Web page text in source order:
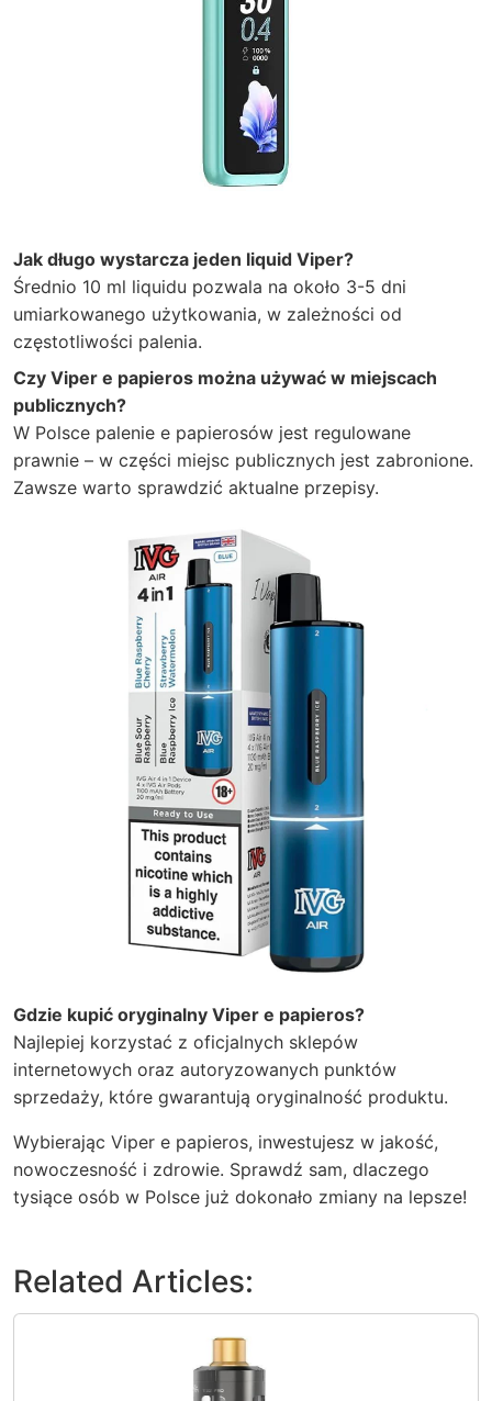
Jak długo wystarcza jeden liquid Viper?
Średnio 10 ml liquidu pozwala na około 3-5 dni
umiarkowanego użytkowania, w zależności od
częstotliwości palenia.
Czy Viper e papieros można używać w miejscach
publicznych?
W Polsce palenie e papierosów jest regulowane
prawnie – w części miejsc publicznych jest zabronione.
Zawsze warto sprawdzić aktualne przepisy.
Gdzie kupić oryginalny Viper e papieros?
Najlepiej korzystać z oficjalnych sklepów
internetowych oraz autoryzowanych punktów
sprzedaży, które gwarantują oryginalność produktu.
Wybierając Viper e papieros, inwestujesz w jakość,
nowoczesność i zdrowie. Sprawdź sam, dlaczego
tysiące osób w Polsce już dokonało zmiany na lepsze!
Related Articles: